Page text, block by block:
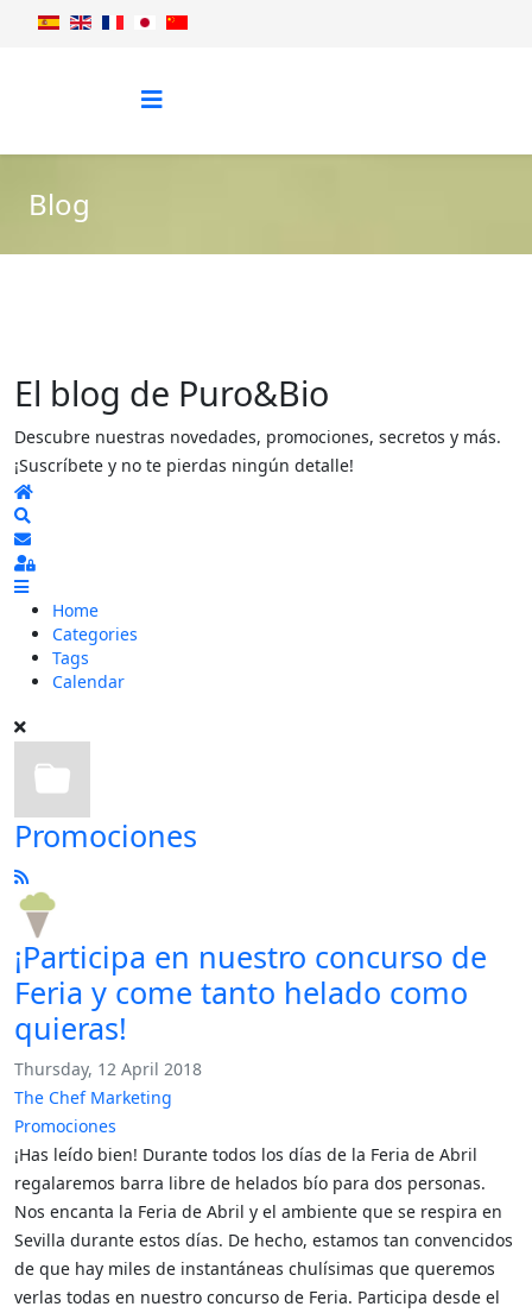
Blog
El blog de Puro&Bio
Descubre nuestras novedades, promociones, secretos y más.
¡Suscríbete y no te pierdas ningún detalle!
Home
Subscribe to blog
Sign In
Home
Categories
Tags
Calendar
Promociones
¡Participa en nuestro concurso de
Feria y come tanto helado como
quieras!
Thursday, 12 April 2018
The Chef Marketing
Promociones
¡Has leído bien! Durante todos los días de la Feria de Abril
regalaremos barra libre de helados bío para dos personas.
Nos encanta la Feria de Abril y el ambiente que se respira en
Sevilla durante estos días. De hecho, estamos tan convencidos
de que hay miles de instantáneas chulísimas que queremos
verlas todas en nuestro concurso de Feria. Participa desde el